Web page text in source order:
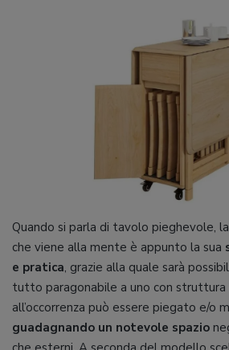
Quando si parla di tavolo pieghevole,
che viene alla mente è appunto la sua
e pratica, grazie alla quale sarà
tutto paragonabile a uno con struttura
all’occorrenza può essere piegato e/o
guadagnando un notevole spazio